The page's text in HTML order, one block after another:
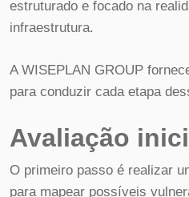
estruturado e focado na
infraestrutura.
A WISEPLAN GROUP
para conduzir cada etapa
Avaliação
O primeiro passo é realizar
para mapear possíveis